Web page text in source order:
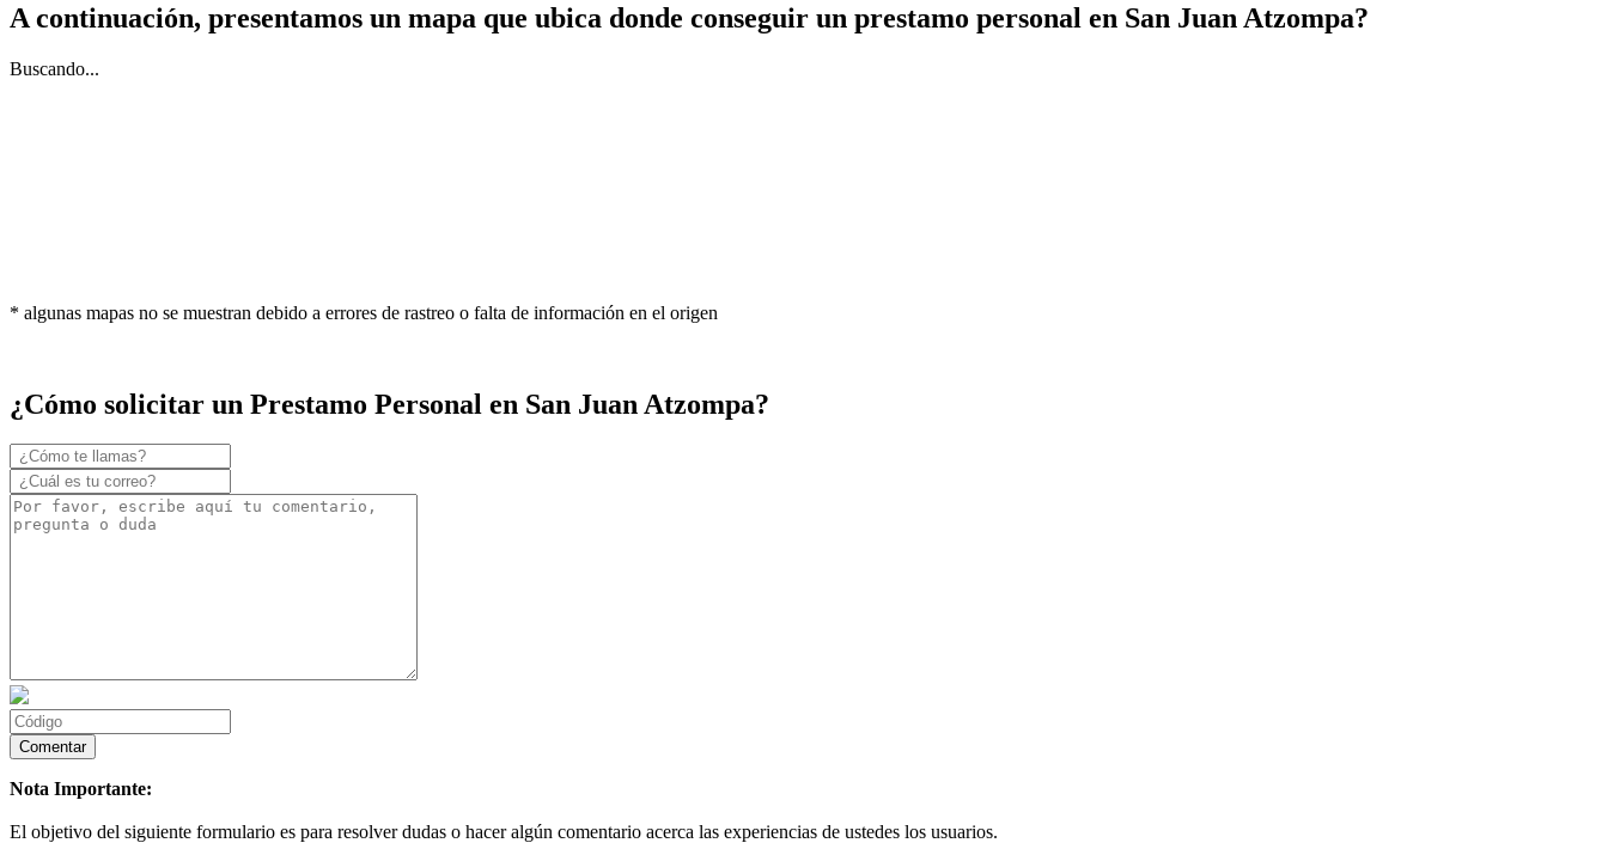
A continuación, presentamos un mapa que ubica donde conseguir un prestamo personal en San Juan Atzompa?
Buscando...
* algunas mapas no se muestran debido a errores de rastreo o falta de información en el origen
¿Cómo solicitar un Prestamo Personal en San Juan Atzompa?
Nota Importante:
El objetivo del siguiente formulario es para resolver dudas o hacer algún comentario acerca las experiencias de ustedes los usuarios.